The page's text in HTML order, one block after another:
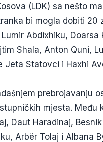
(LDK) sa nešto
bi mogla dobiti 20
Abdixhiku, Doarsa
Shala, Anton Quni,
Jeta Statovci i Haxhi
prebrojavanju
mjesta. Među
Daut Haradinaj, Besnik
Arbër Tolaj i Albana